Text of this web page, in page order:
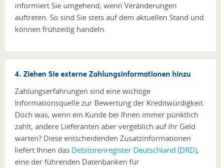
informiert Sie umgehend, wenn Veränderungen
auftreten. So sind Sie stets auf dem aktuellen Stand und
können frühzeitig handeln.
4. Ziehen Sie externe Zahlungsinformationen hinzu
Zahlungserfahrungen sind eine wichtige
Informationsquelle zur Bewertung der Kreditwürdigkeit.
Doch was, wenn ein Kunde bei Ihnen immer pünktlich
zahlt, andere Lieferanten aber vergeblich auf ihr Geld
warten? Diese entscheidenden Zusatzinformationen
liefert Ihnen das Debitorenregister Deutschland (DRD),
eine der führenden Datenbanken für